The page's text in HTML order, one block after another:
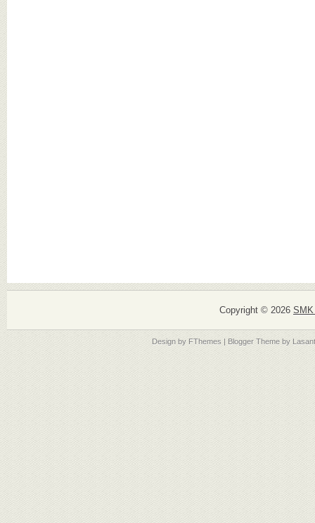
Copyright © 2026
Design by FThemes | Blogger Theme by